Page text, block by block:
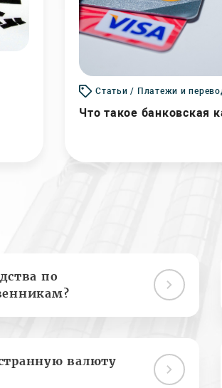
Статьи / Платежи и
Что такое банковская
по
валюту